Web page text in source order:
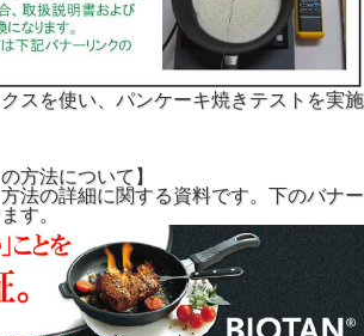
スを使い、パンケーキ焼きテストを実施
方法について】
法の詳細に関する資料です。下のバナー
す。